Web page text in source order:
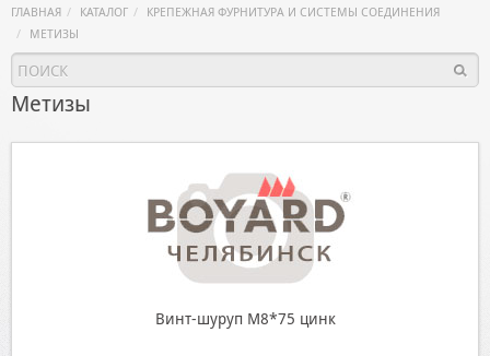
ГЛАВНАЯ КАТАЛОГ
КРЕПЕЖНАЯ ФУРНИТУРА И СИСТЕМЫ СОЕДИНЕНИЯ
МЕТИЗЫ
Метизы
Винт-шуруп М8*75 цинк